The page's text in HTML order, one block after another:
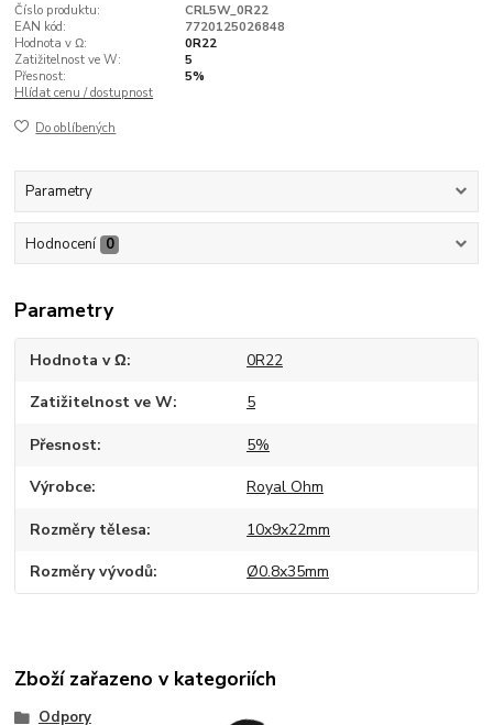
Číslo produktu:
CRL5W_0R22
EAN kód:
7720125026848
Hodnota v Ω:
0R22
Zatižitelnost ve W:
5
Přesnost:
5%
Hlídat cenu / dostupnost
Do oblíbených
Parametry
Hodnocení 0
Parametry
Hodnota v Ω 0R22
Zatižitelnost ve W 5
Přesnost 5%
Výrobce Royal Ohm
Rozměry tělesa 10x9x22mm
Rozměry vývodů Ø0.8x35mm
Zboží zařazeno v kategoriích
Odpory